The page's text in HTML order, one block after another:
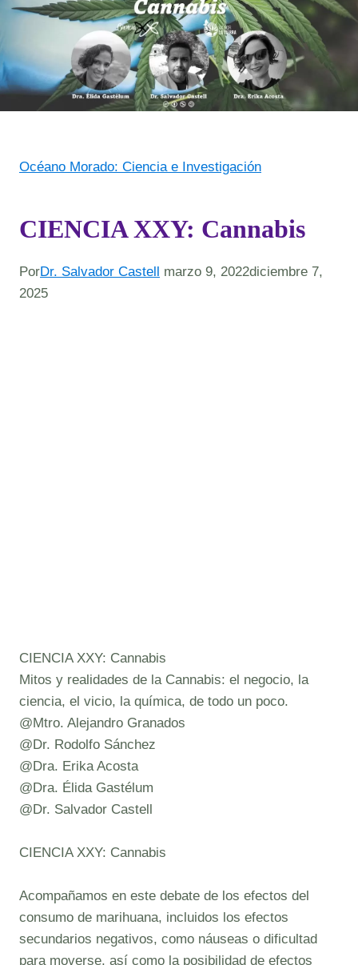
Océano Morado: Ciencia e Investigación
CIENCIA XXY: Cannabis
PorDr. Salvador Castell marzo 9, 2022diciembre 7,
2025
CIENCIA XXY: Cannabis
Mitos y realidades de la Cannabis: el negocio, la
ciencia, el vicio, la química, de todo un poco.
@Mtro. Alejandro Granados
@Dr. Rodolfo Sánchez
@Dra. Erika Acosta
@Dra. Élida Gastélum
@Dr. Salvador Castell
CIENCIA XXY: Cannabis
Acompañamos en este debate de los efectos del
consumo de marihuana, incluidos los efectos
secundarios negativos, como náuseas o dificultad
para moverse, así como la posibilidad de efectos